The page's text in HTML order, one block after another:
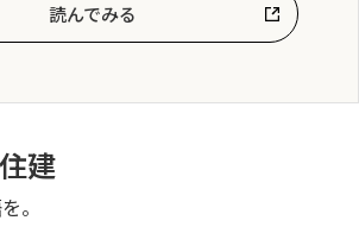
読んでみる
建
。